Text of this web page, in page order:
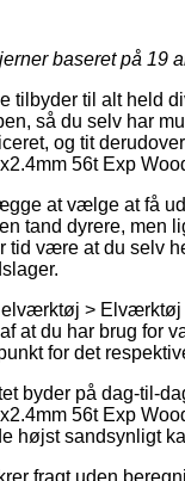
baseret på 19
tilbyder til alt held
så du selv har
og tit
56t Exp
at vælge at få
tand dyrere, men
tid være at du selv
>
at du har brug for
for det
byder på dag-til-
56t Exp
højst sandsynligt
fragt uden